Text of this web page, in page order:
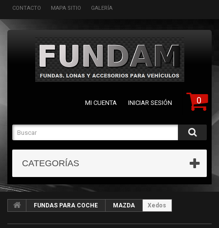
CONTACTO MAPA SITIO GALERÍA
0
MI CUENTA INICIAR SESIÓN
CATEGORÍAS
FUNDAS PARA COCHE MAZDA Xedos